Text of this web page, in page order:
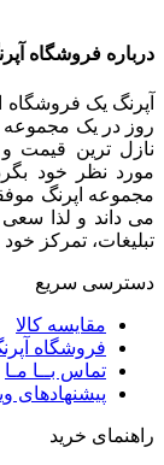
درباره فروشگاه
آپرنگ یک فروشگاه
روز در یک مجموعه
نازل ترین قیمت و
مورد نظر خود
مجموعه اپرنگ
می داند و لذا
تبلیغات، تمرکز
دسترسی سریع
مقایسه کالا
فروشگاه
تماس بــا مـا
پیشنهادهای
راهنمای خرید